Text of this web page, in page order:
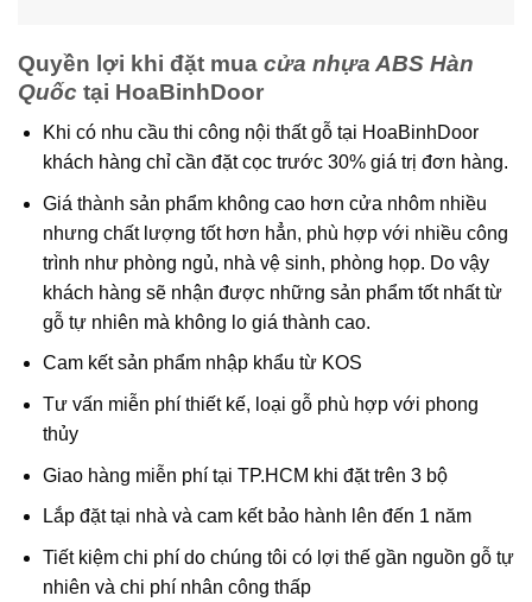
Quyền lợi khi đặt mua cửa nhựa ABS Hàn
Quốc tại HoaBinhDoor
Khi có nhu cầu thi công nội thất gỗ tại HoaBinhDoor
khách hàng chỉ cần đặt cọc trước 30% giá trị đơn hàng.
Giá thành sản phẩm không cao hơn cửa nhôm nhiều
nhưng chất lượng tốt hơn hẳn, phù hợp với nhiều công
trình như phòng ngủ, nhà vệ sinh, phòng họp. Do vậy
khách hàng sẽ nhận được những sản phẩm tốt nhất từ
gỗ tự nhiên mà không lo giá thành cao.
Cam kết sản phẩm nhập khẩu từ KOS
Tư vấn miễn phí thiết kế, loại gỗ phù hợp với phong
thủy
Giao hàng miễn phí tại TP.HCM khi đặt trên 3 bộ
Lắp đặt tại nhà và cam kết bảo hành lên đến 1 năm
Tiết kiệm chi phí do chúng tôi có lợi thế gần nguồn gỗ tự
nhiên và chi phí nhân công thấp